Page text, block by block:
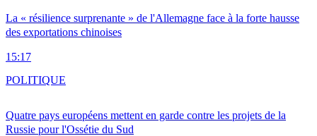
La « résilience surprenante » de l'Allemagne face à la forte hausse
des exportations chinoises
15:17
Quatre pays européens mettent en garde contre les projets de la
Russie pour l'Ossétie du Sud
POLITIQUE